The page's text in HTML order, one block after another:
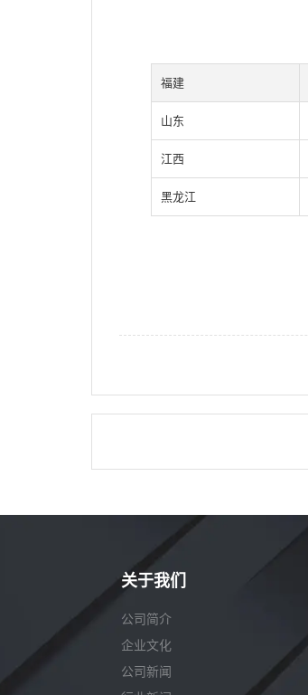
福建
山东
江西
黑龙江
关于我们
公司简介
企业文化
公司新闻